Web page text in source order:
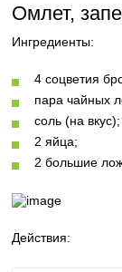
Омлет,
Ингредиенты:
4 соцветия
пара чайных
соль (на вкус);
2 яйца;
2 большие
Действия: